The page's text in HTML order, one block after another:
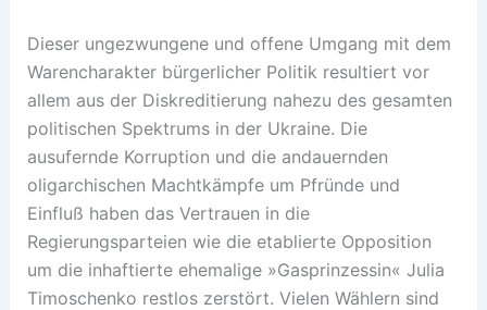
Dieser ungezwungene und offene Umgang mit dem
Warencharakter bürgerlicher Politik resultiert vor
allem aus der Diskreditierung nahezu des gesamten
politischen Spektrums in der Ukraine. Die
ausufernde Korruption und die andauernden
oligarchischen Machtkämpfe um Pfründe und
Einfluß haben das Vertrauen in die
Regierungsparteien wie die etablierte Opposition
um die inhaftierte ehemalige »Gasprinzessin« Julia
Timoschenko restlos zerstört. Vielen Wählern sind